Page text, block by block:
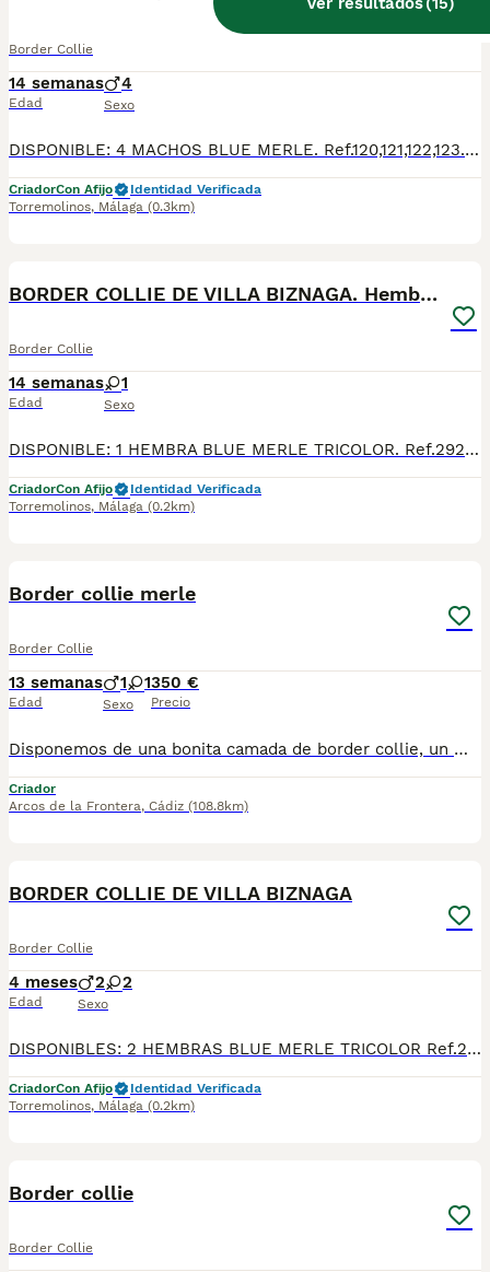
Border Collie
14 semanas
Edad
4
Sexo
DISPONIBLE: 4 MACHOS BLUE MERLE. Ref.120,121,122,123. Fecha de nacimiento 28/04/2026. BORDER COLLIE DE VILLA BIZNAGA. Todos nuestros cachorros se entregan con su Cartilla Sanitaria, 3 vacunas, 3 desparasitaciones y la hoja para la inscripción en el LOE para solicitar el pedigree (opcional). Con 5 días de Garantía Vírica y 5 meses de Garantía Genética. Nuestra web: www.villabiznaga.com. Instagram: villabiznaga_bordercollie. Facebook: Villa Biznaga. Para solicitar más información, videos o fotos de algún cachorro o camada en concreto a través de wasap al 606 816 817.
CriadorCon Afijo
Identidad Verificada
Torremolinos, Málaga (0.3km)
BORDER COLLIE DE VILLA BIZNAGA. Hembra Blue Merle
Border Collie
14 semanas
Edad
1
Sexo
DISPONIBLE: 1 HEMBRA BLUE MERLE TRICOLOR. Ref.292. Fecha de nacimiento 30/03/2026. BORDER COLLIE DE VILLA BIZNAGA. Todos nuestros cachorros se entregan con su Cartilla Sanitaria, 3 vacunas, 3 desparasitaciones y la hoja para la inscripción en el LOE para solicitar el pedigree (opcional). Con 5 días de Garantía Vírica y 5 meses de Garantía Genética. Nuestra web: www.villabiznaga.com. Instagram: villabiznaga_bordercollie. Facebook: Villa Biznaga. Para solicitar más información, videos o fotos de algún cachorro o camada en concreto a través de wasap al 606 816 817.
CriadorCon Afijo
Identidad Verificada
Torremolinos, Málaga (0.2km)
Border collie merle
Border Collie
13 semanas
Edad
1 1
Sexo
350 €
Precio
Disponemos de una bonita camada de border collie, un macho y una hembra disponibles. Colores blue merle y tricolor. Se entregan vacunados y desparacitados acorde a su edad . Enviamos a toda España . Podemos mandarte fotos y vídeos detallados de cada uno, para más información a través de WhatsApp, atendertemos a la mayor brevedad posible.
Criador
Arcos de la Frontera, Cádiz (108.8km)
BORDER COLLIE DE VILLA BIZNAGA
Border Collie
4 meses
Edad
2 2
Sexo
DISPONIBLES: 2 HEMBRAS BLUE MERLE TRICOLOR Ref.296,297. 1 MACHO BLUE MERLE Ref.298. 1 MACHO SABLE Ref.299. *Fecha de nacimiento 09/03/2026. Todos nuestros cachorros se entregan con su Cartilla Sanitaria, 3 vacunas, 3 desparasitaciones y la hoja para la inscripción en el LOE para solicitar el pedigree (opcional). Con 5 días de Garantía Vírica y 5 meses de Garantía Genética. Nuestra web: www.villabiznaga.com. Instagram: villabiznaga_bordercollie. Facebook: Villa Biznaga. Para solicitar más información, videos o fotos de algún cachorro o camada en concreto a través de wasap al 606 816 817.
CriadorCon Afijo
Identidad Verificada
Torremolinos, Málaga (0.2km)
Border collie
Border Collie